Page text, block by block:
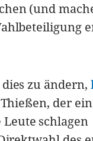
(und
zu ändern,
der
schlagen